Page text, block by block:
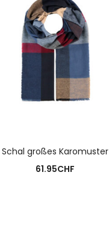
Schal großes Karomuster
61.95CHF